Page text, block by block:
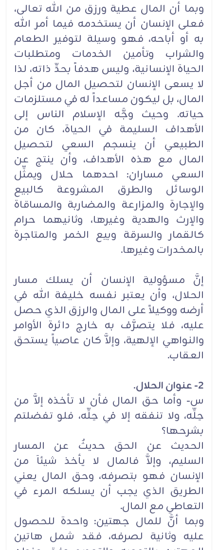
وبما أن المال عطية ورزق من الله تعالى،
فعلى الإنسان أن يستخدمه فيما أمر الله
به أو أباحه، فهو وسيلة لتوفير الطعام
والشراب وتأمين الخدمات ومتطلبات
الحياة الإنسانية، وليس هدفاً بحدِّ ذاته، لذا
لا يسعى الإنسان لتحصيل المال من أجل
المال، بل ليكون مساعداً له في مستلزمات
حياته. وحيث وجَّه الإسلام الناس إلى
الأهداف السليمة في الحياة، كان من
الطبيعي أن ينسجم السعي لتحصيل
المال مع هذه الأهداف، وأن ينتج عن
السعي مساران: احدهما حلال ويمثِّل
الوسائل والطرق المشروعة كالبيع
والإجارة والمزارعة والمضاربة والمساقاة
والإرث والهدية وغيرها، وثانيهما حرام
كالقمار والسرقة وبيع الخمر والمتاجرة
بالمخدرات وغيرها.
إنَّ مسؤولية الإنسان أن يسلك مسار
الحلال، وأن يعتبر نفسه خليفة الله في
أرضه ووكيلاً على المال والرزق الذي حصل
عليه، فلا يتصرَّف به خارج دائرة الأوامر
والنواهي الإلهية، وإلاَّ كان عاصياً يستحق
العقاب.
2- عنوان الحلال.
س- وأما حق المال فأن لا تأخذه إلاَّ من
حِلِّه، ولا تنفقه إلا في حِلِّه، فلو تفضلتم
بشرحها؟
الحديث عن الحق حديثٌ عن المسار
السليم، وإلاَّ فالمال لا يأخذ شيئاَ من
الإنسان فهو بتصرفه، وحق المال يعني
الطريق الذي يجب أن يسلكه المرء في
التعاطي مع المال.
وبما أنَّ للمال جهتين: واحدة للحصول
عليه وثانية لصرفه، فقد شمل هاتين